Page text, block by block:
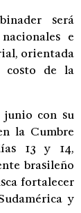
será
e
orientada
costo de la
con su
la Cumbre
13 y 14,
brasileño
fortalecer
y